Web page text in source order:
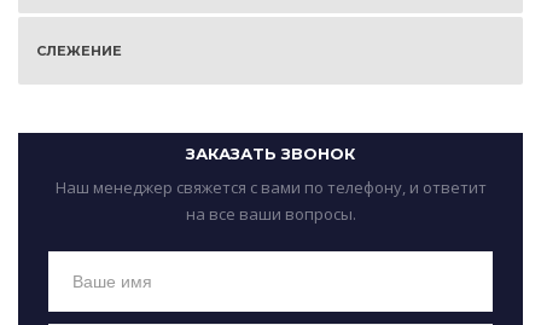
СЛЕЖЕНИЕ
ЗАКАЗАТЬ ЗВОНОК
Наш менеджер свяжется с вами по телефону, и ответит
на все ваши вопросы.